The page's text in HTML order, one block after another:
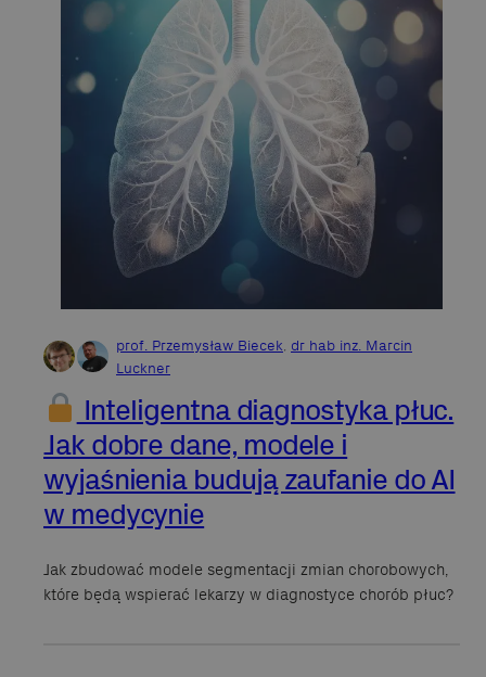
prof. Przemysław Biecek, dr hab inz. Marcin
Luckner
Inteligentna diagnostyka płuc.
Jak dobre dane, modele i
wyjaśnienia budują zaufanie do AI
w medycynie
Jak zbudować modele segmentacji zmian chorobowych,
które będą wspierać lekarzy w diagnostyce chorób płuc?